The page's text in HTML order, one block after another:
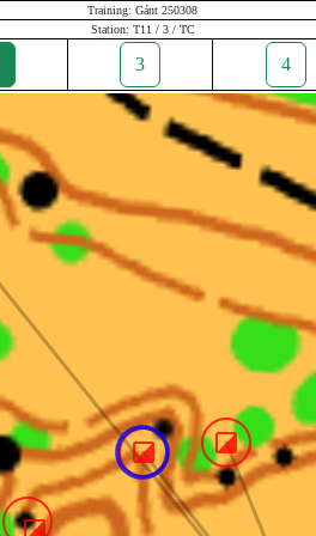
Training: Gánt 250308
Station: T11 / 3 / TC
3 4